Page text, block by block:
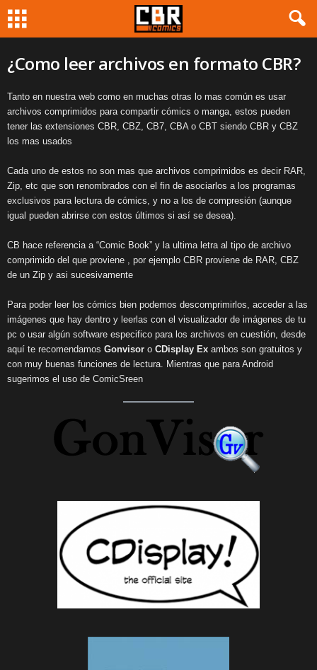
¿Como leer archivos en formato CBR?
Tanto en nuestra web como en muchas otras lo mas común es usar
archivos comprimidos para compartir cómics o manga, estos pueden
tener las extensiones CBR, CBZ, CB7, CBA o CBT siendo CBR y CBZ
los mas usados
Cada uno de estos no son mas que archivos comprimidos es decir RAR,
Zip, etc que son renombrados con el fin de asociarlos a los programas
exclusivos para lectura de cómics, y no a los de compresión (aunque
igual pueden abrirse con estos últimos si así se desea).
CB hace referencia a “Comic Book” y la ultima letra al tipo de archivo
comprimido del que proviene , por ejemplo CBR proviene de RAR, CBZ
de un Zip y asi sucesivamente
Para poder leer los cómics bien podemos descomprimirlos, acceder a las
imágenes que hay dentro y leerlas con el visualizador de imágenes de tu
pc o usar algún software especifico para los archivos en cuestión, desde
aquí te recomendamos Gonvisor o CDisplay Ex ambos son gratuitos y
con muy buenas funciones de lectura. Mientras que para Android
sugerimos el uso de ComicSreen